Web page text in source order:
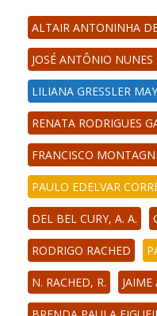
ALTAIR ANTONINHA
JOSÉ ANTÔNIO
LILIANA GRESSLER MAY
RENATA RODRIGUES
FRANCISCO
PAULO EDELVAR
DEL BEL CURY, A. A.
RODRIGO RACHED
N. RACHED, R. JAIME